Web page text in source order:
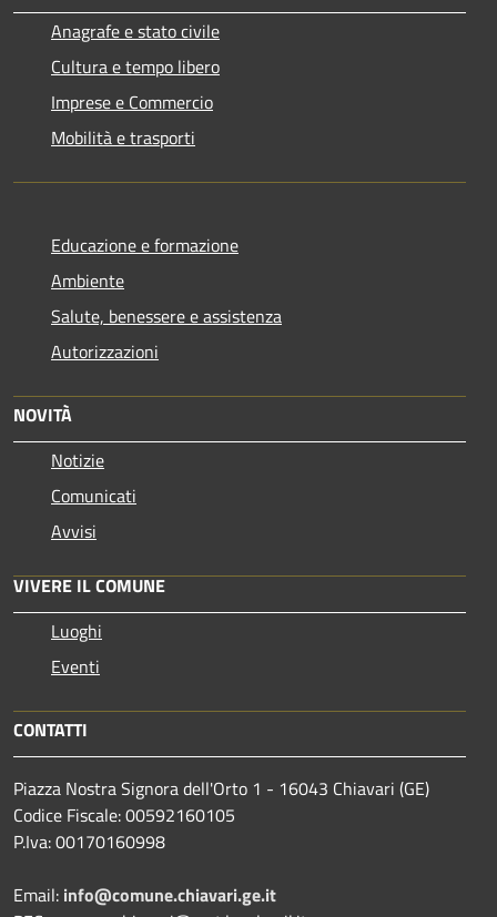
Anagrafe e stato civile
Cultura e tempo libero
Imprese e Commercio
Mobilità e trasporti
Educazione e formazione
Ambiente
Salute, benessere e assistenza
Autorizzazioni
NOVITÀ
Notizie
Comunicati
Avvisi
VIVERE IL COMUNE
Luoghi
Eventi
CONTATTI
Piazza Nostra Signora dell'Orto 1 - 16043 Chiavari (GE)
Codice Fiscale: 00592160105
P.Iva: 00170160998
Email: info@comune.chiavari.ge.it